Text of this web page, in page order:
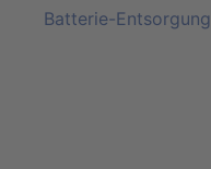
Batterie-Entsorgung